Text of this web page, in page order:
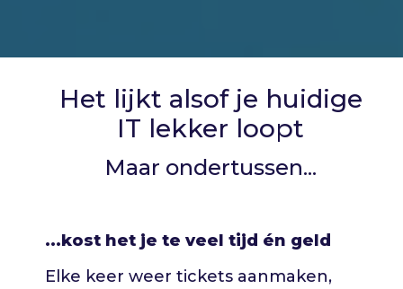
Het lijkt alsof je huidige
IT lekker loopt
Maar ondertussen...
...kost het je te veel tijd én geld
Elke keer weer tickets aanmaken,